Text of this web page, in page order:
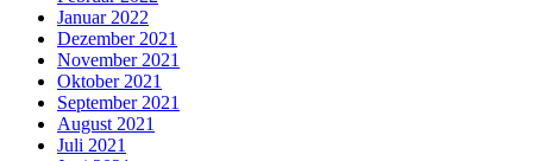
Januar 2022
Dezember 2021
November 2021
Oktober 2021
September 2021
August 2021
Juli 2021